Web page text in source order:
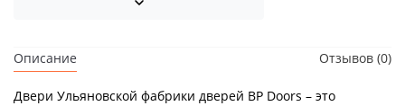
Описание Отзывов (0)
Двери Ульяновской фабрики дверей BP Doors – это